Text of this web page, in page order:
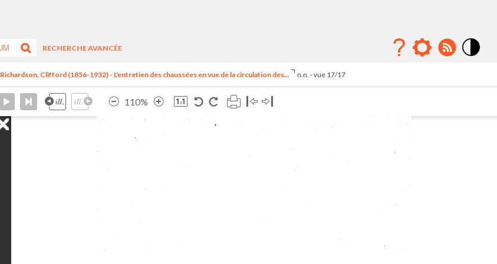
RECHERCHE AVANCÉE
Richardson, Clifford (1856-1932) - L'entretien des chaussées en vue de la circulation des... n.n. - vue 17/17
110%